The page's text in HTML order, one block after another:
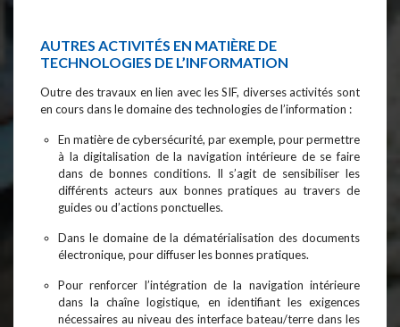
AUTRES ACTIVITÉS EN MATIÈRE DE
TECHNOLOGIES DE L’INFORMATION
Outre des travaux en lien avec les SIF, diverses activités sont
en cours dans le domaine des technologies de l’information :
En matière de cybersécurité, par exemple, pour permettre
à la digitalisation de la navigation intérieure de se faire
dans de bonnes conditions. Il s’agit de sensibiliser les
différents acteurs aux bonnes pratiques au travers de
guides ou d’actions ponctuelles.
Dans le domaine de la dématérialisation des documents
électronique, pour diffuser les bonnes pratiques.
Pour renforcer l’intégration de la navigation intérieure
dans la chaîne logistique, en identifiant les exigences
nécessaires au niveau des interface bateau/terre dans les